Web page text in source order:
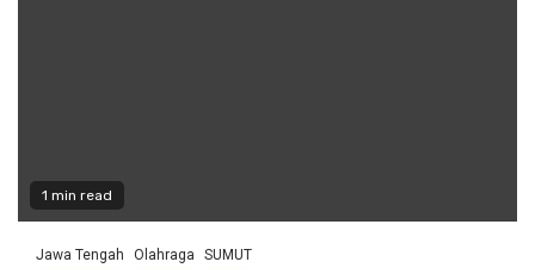
1 min read
Jawa Tengah Olahraga SUMUT